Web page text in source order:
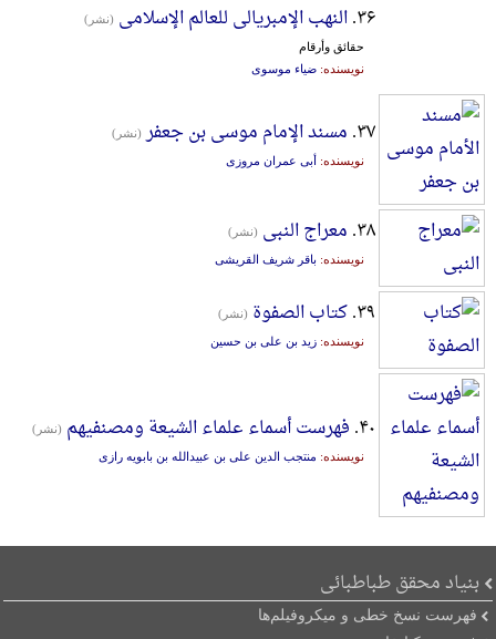
۳۶. النهب الإمبریالی للعالم الإسلامی (نشر)
حقائق وأرقام
نویسنده: ضیاء موسوی
۳۷. مسند الإمام موسی بن جعفر (نشر)
نویسنده: أبی عمران مروزی
۳۸. معراج النبی (نشر)
نویسنده: باقر شریف القریشی
۳۹. کتاب الصفوة (نشر)
نویسنده: زید بن علی بن حسین
۴۰. فهرست أسماء علماء الشیعة ومصنفیهم (نشر)
نویسنده: منتجب الدین علی بن عبیدالله بن بابویه رازی
بنیاد محقق طباطبائی
فهرست نسخ خطی و میکروفیلم‌ها